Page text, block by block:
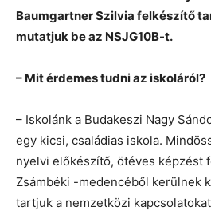
Baumgartner Szilvia felkészítő
mutatjuk be az NSJG10B-t.
– Mit érdemes tudni az iskoláról?
– Iskolánk a Budakeszi Nagy
egy kicsi, családias iskola.
nyelvi előkészítő, ötéves képzést
Zsámbéki -medencéből kerülnek
tartjuk a nemzetközi